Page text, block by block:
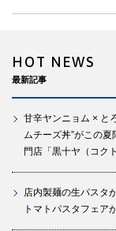
HOT NEWS
最新記事
甘辛ヤンニョム × と
ムチーズ丼”がこの
門店「黒十ヤ（コク
店内製麺の生パスタ
トマトパスタフェア